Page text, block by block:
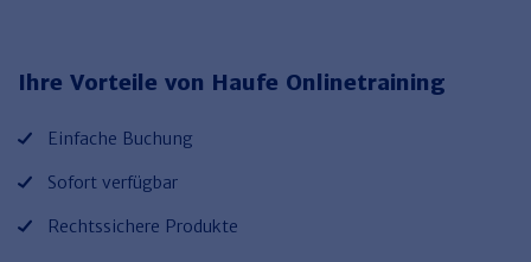
Ihre Vorteile von Haufe Onlinetraining
Einfache Buchung
Sofort verfügbar
Rechtssichere Produkte